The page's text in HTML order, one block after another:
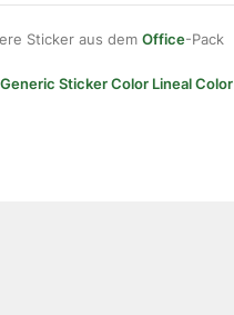
Sticker aus dem Office-Pack
Generic Sticker Color Lineal Color